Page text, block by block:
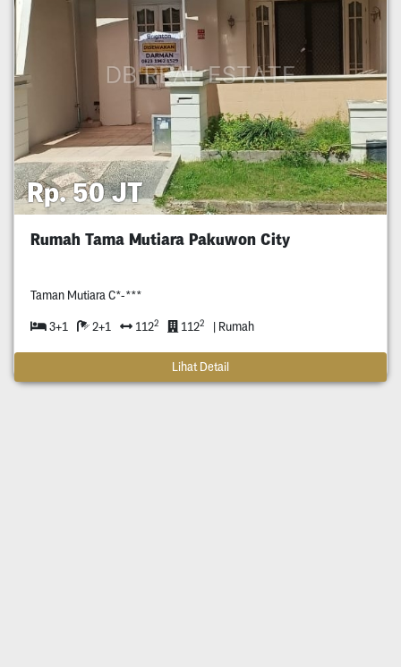
Rp. 50 JT
Rumah Tama Mutiara Pakuwon City
Taman Mutiara C*-***
3+1 2+1 1122 1122 | Rumah
Lihat Detail